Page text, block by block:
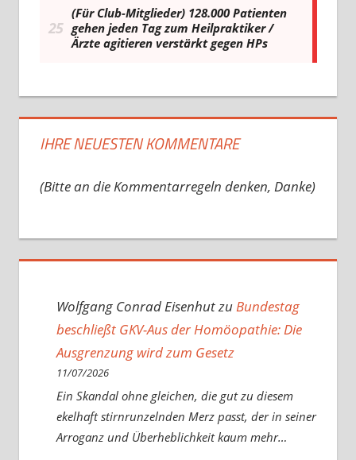
IHRE NEUESTEN KOMMENTARE
(Bitte an die Kommentarregeln denken, Danke)
Wolfgang Conrad EisenhutzuBundestag
beschließt GKV-Aus der Homöopathie: Die
Ausgrenzung wird zum Gesetz
11/07/2026
Ein Skandal ohne gleichen, die gut zu diesem
ekelhaft stirnrunzelnden Merz passt, der in seiner
Arroganz und Überheblichkeit kaum mehr…